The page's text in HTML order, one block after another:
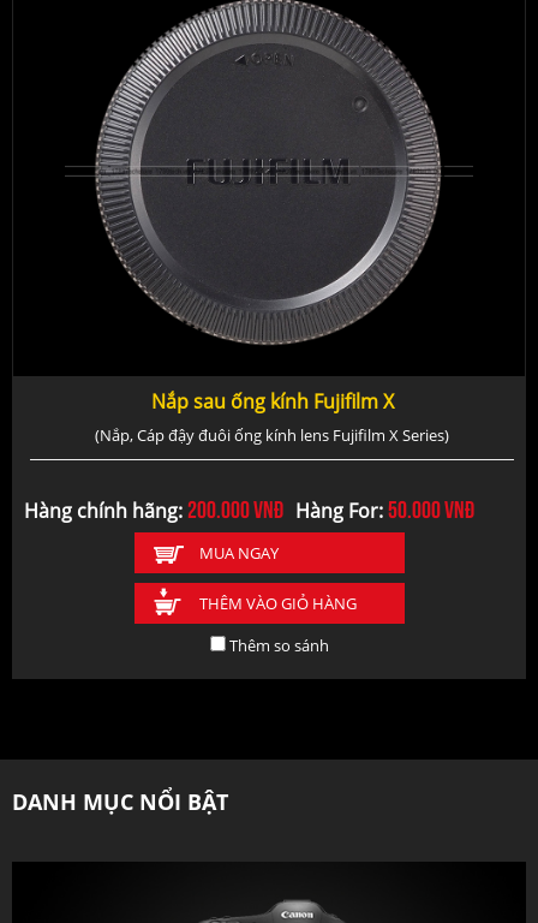
Nắp sau ống kính Fujifilm X
(Nắp, Cáp đậy đuôi ống kính lens Fujifilm X Series)
Hàng chính hãng:200.000vnđ Hàng For:50.000vnđ
MUA NGAY
THÊM VÀO GIỎ HÀNG
Thêm so sánh
DANH MỤC NỔI BẬT